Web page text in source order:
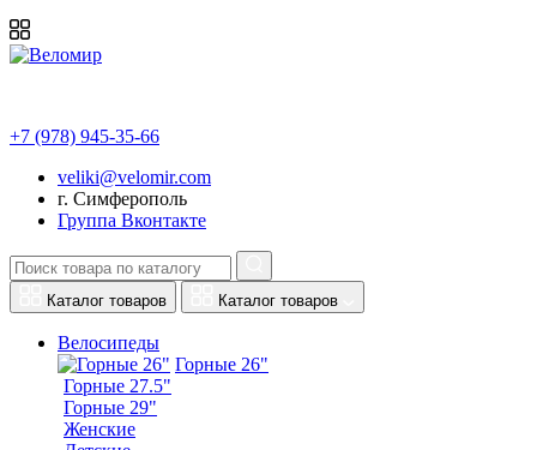
+7 (978) 945-35-66
veliki@velomir.com
г. Симферополь
Группа Вконтакте
Каталог товаров Каталог товаров
Велосипеды
Горные 26"
Горные 27.5"
Горные 29"
Женские